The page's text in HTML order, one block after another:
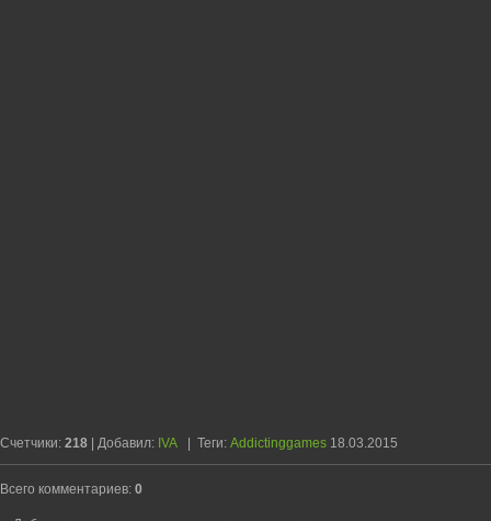
Счетчики: 218 Добавил: IVA Теги: Addictinggames 18.03.2015
Всего комментариев: 0